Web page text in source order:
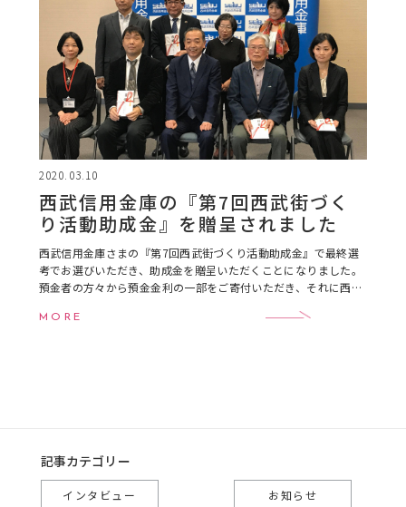
2020.03.10
西武信用金庫の『第7回西武街づく
り活動助成金』を贈呈されました
西武信用金庫さまの『第7回西武街づくり活動助成金』で最終選
考でお選びいただき、助成金を贈呈いただくことになりました。
預金者の方々から預金金利の一部をご寄付いただき、それに西武
MORE
記事カテゴリー
インタビュー お知らせ